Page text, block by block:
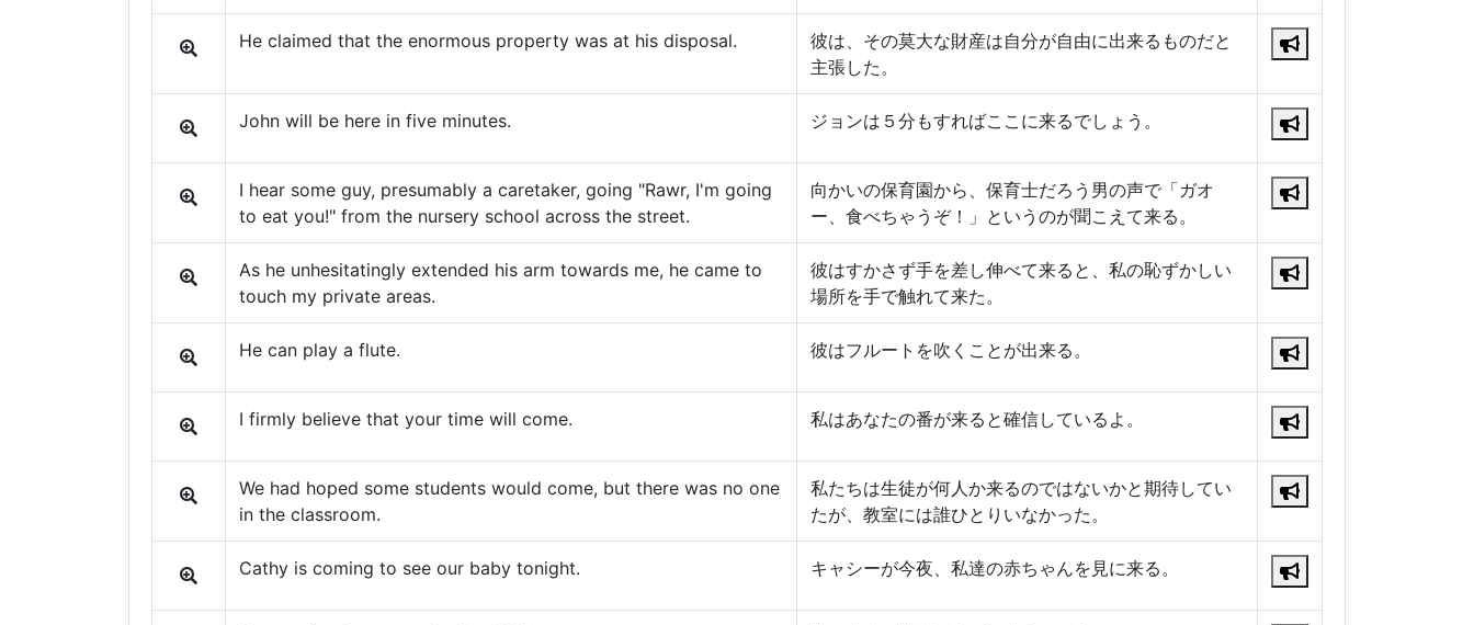
He claimed that the enormous property was at his disposal.
彼は、その莫大な財産は自分が自由に出来るものだと
主張した。
John will be here in five minutes. ジョンは５分もすればここに来るでしょう。
I hear some guy, presumably a caretaker, going "Rawr, I'm going
to eat you!" from the nursery school across the street.
向かいの保育園から、保育士だろう男の声で「ガオ
ー、食べちゃうぞ！」というのが聞こえて来る。
As he unhesitatingly extended his arm towards me, he came to
touch my private areas.
彼はすかさず手を差し伸べて来ると、私の恥ずかしい
場所を手で触れて来た。
He can play a flute. 彼はフルートを吹くことが出来る。
I firmly believe that your time will come. 私はあなたの番が来ると確信しているよ。
We had hoped some students would come, but there was no one
in the classroom.
私たちは生徒が何人か来るのではないかと期待してい
たが、教室には誰ひとりいなかった。
Cathy is coming to see our baby tonight. キャシーが今夜、私達の赤ちゃんを見に来る。